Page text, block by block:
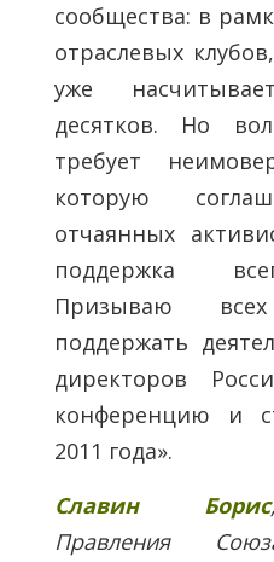
сообщества: в
отраслевых
уже
десятков. Но
требует
которую
отчаянных
поддержка
Призываю
поддержать
директоров
конференцию и
2011 года».
Славин Борис
Правления